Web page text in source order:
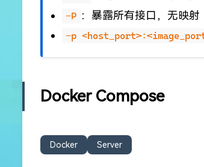
-P ：暴露所有接口，无映射
-p
Docker Compose
Docker Server